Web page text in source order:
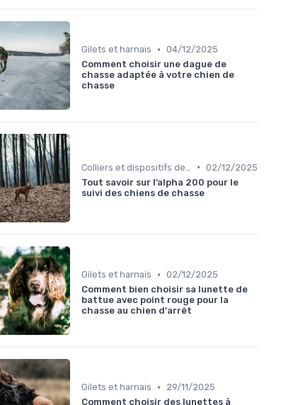
Gilets et harnais • 04/12/2025
Comment choisir une dague de
chasse adaptée à votre chien de
chasse
• 02/12/2025
Tout savoir sur l’alpha 200 pour le
suivi des chiens de chasse
Gilets et harnais • 02/12/2025
Comment bien choisir sa lunette de
battue avec point rouge pour la
chasse au chien d'arrêt
Gilets et harnais •
29/11/2025
Comment choisir des lunettes à